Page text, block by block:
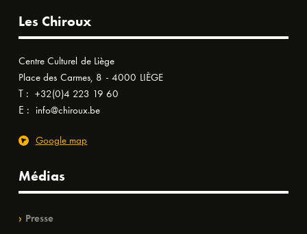
Les Chiroux
Centre Culturel de Liège
Place des Carmes, 8 - 4000 LIÈGE
T : +32(0)4 223 19 60
E : info@chiroux.be
Google map
Médias
Presse